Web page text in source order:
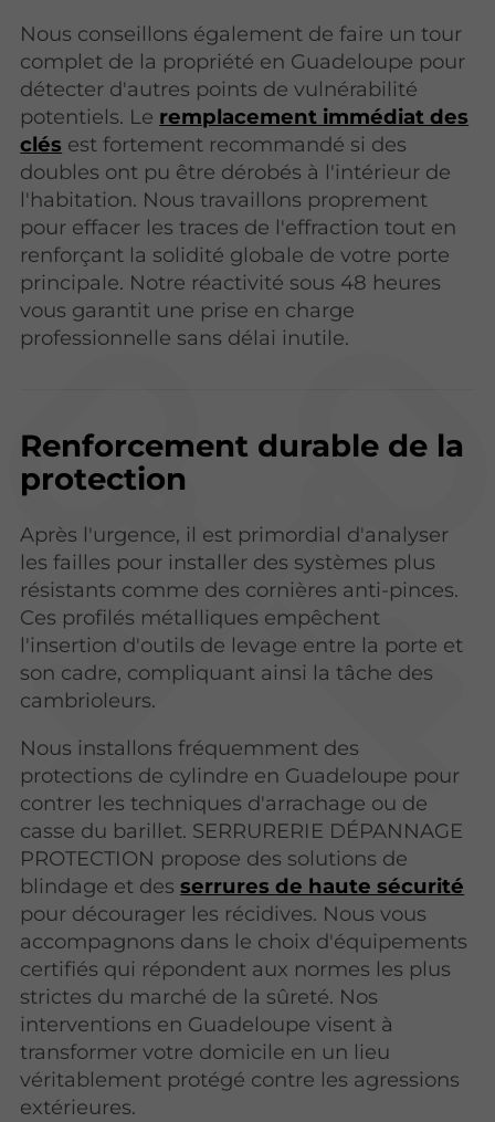
Nous conseillons également de faire un tour
complet de la propriété en Guadeloupe pour
détecter d'autres points de vulnérabilité
potentiels. Le remplacement immédiat des
clés est fortement recommandé si des
doubles ont pu être dérobés à l'intérieur de
l'habitation. Nous travaillons proprement
pour effacer les traces de l'effraction tout en
renforçant la solidité globale de votre porte
principale. Notre réactivité sous 48 heures
vous garantit une prise en charge
professionnelle sans délai inutile.
Renforcement durable de la
protection
Après l'urgence, il est primordial d'analyser
les failles pour installer des systèmes plus
résistants comme des cornières anti-pinces.
Ces profilés métalliques empêchent
l'insertion d'outils de levage entre la porte et
son cadre, compliquant ainsi la tâche des
cambrioleurs.
Nous installons fréquemment des
protections de cylindre en Guadeloupe pour
contrer les techniques d'arrachage ou de
casse du barillet. SERRURERIE DÉPANNAGE
PROTECTION propose des solutions de
blindage et desserrures de haute sécurité
pour décourager les récidives. Nous vous
accompagnons dans le choix d'équipements
certifiés qui répondent aux normes les plus
strictes du marché de la sûreté. Nos
interventions en Guadeloupe visent à
transformer votre domicile en un lieu
véritablement protégé contre les agressions
extérieures.